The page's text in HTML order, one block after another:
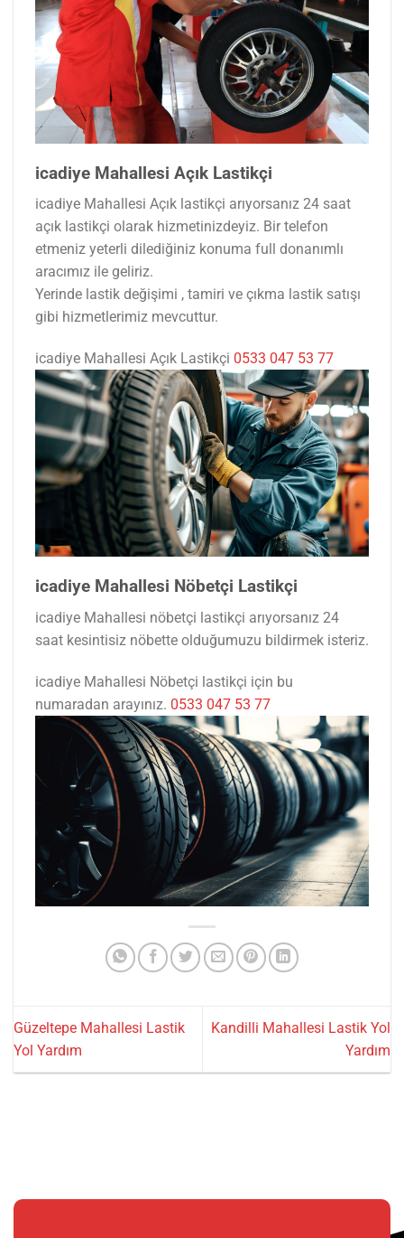
icadiye Mahallesi Açık Lastikçi
icadiye Mahallesi Açık lastikçi arıyorsanız 24 saat
açık lastikçi olarak hizmetinizdeyiz. Bir telefon
etmeniz yeterli dilediğiniz konuma full donanımlı
aracımız ile geliriz.
Yerinde lastik değişimi , tamiri ve çıkma lastik satışı
gibi hizmetlerimiz mevcuttur.
icadiye Mahallesi Açık Lastikçi 0533 047 53 77
icadiye Mahallesi Nöbetçi Lastikçi
icadiye Mahallesi nöbetçi lastikçi arıyorsanız 24
saat kesintisiz nöbette olduğumuzu bildirmek isteriz.
icadiye Mahallesi Nöbetçi lastikçi için bu
numaradan arayınız. 0533 047 53 77
Güzeltepe Mahallesi Lastik
Yol Yardım
Kandilli Mahallesi Lastik Yol
Yardım